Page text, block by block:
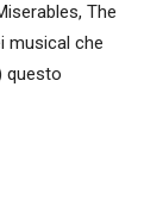
The
musical che
questo